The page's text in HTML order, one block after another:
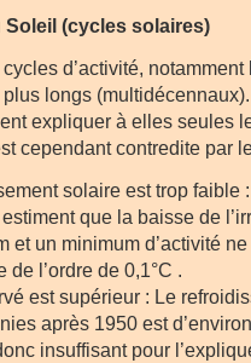
Soleil (cycles solaires)
d’activité,
longs
expliquer à elles seules
cependant contredite par
solaire est trop faible
que la baisse de
et un minimum d’activité
de l’ordre de 0,1°C .
est supérieur : Le
après 1950 est
insuffisant pour